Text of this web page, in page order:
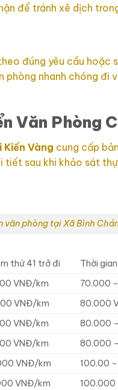
để tránh xê dịch
đúng yêu cầu hoặc
nhanh chóng đi
Văn Phòng
Kiến Vàng cung cấp
sau khi khảo sát
văn phòng tại Xã Bình
thứ 41 trở đi Thời
VNĐ/km 70.000
VNĐ/km 80.000
VNĐ/km 80.000
VNĐ/km 80.000
VNĐ/km 100.00
VNĐ/km 100.000